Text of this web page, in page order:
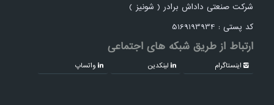
شرکت صنعتی داداش برادر ( شونیز )
کد پستی : 5169193934
ارتباط از طریق شبکه های اجتماعی
اینستاگرام لینکدین واتساپ